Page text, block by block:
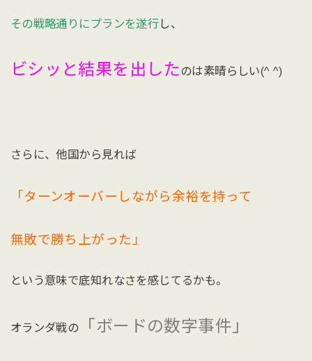
その戦略通りにプランを遂行 し、
ビシッと結果を出した のは素晴らしい(^ ^)
さらに、他国から見れば
「ターンオーバーしながら余裕を持って
無敗で勝ち上がった」
という意味で底知れなさを感じてるかも。
オランダ戦の 「ボードの数字事件」